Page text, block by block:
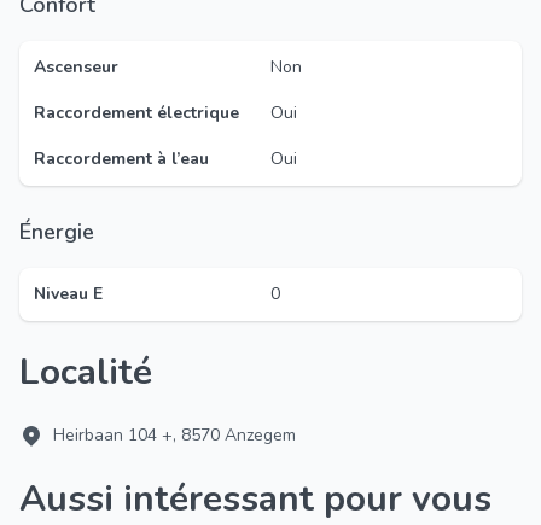
Ascenseur
Non
Raccordement électrique
Oui
Raccordement à l’eau
Oui
Énergie
Niveau E 0
Localité
Heirbaan 104 +, 8570 Anzegem
Aussi intéressant pour vous